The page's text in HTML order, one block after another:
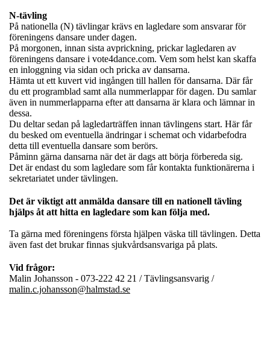
N-tävling
På nationella (N) tävlingar krävs en lagledare som ansvarar för
föreningens dansare under dagen.
På morgonen, innan sista avprickning, prickar lagledaren av
föreningens dansare i vote4dance.com. Vem som helst kan skaffa
en inloggning via sidan och pricka av dansarna.
Hämta ut ett kuvert vid ingången till hallen för dansarna. Där får
du ett programblad samt alla nummerlappar för dagen. Du samlar
även in nummerlapparna efter att dansarna är klara och lämnar in
dessa.
Du deltar sedan på lagledarträffen innan tävlingens start. Här får
du besked om eventuella ändringar i schemat och vidarbefodra
detta till eventuella dansare som berörs.
Påminn gärna dansarna när det är dags att börja förbereda sig.
Det är endast du som lagledare som får kontakta funktionärerna i
sekretariatet under tävlingen.
Det är viktigt att anmälda dansare till en nationell tävling
hjälps åt att hitta en lagledare som kan följa med.
Ta gärna med föreningens första hjälpen väska till tävlingen. Detta
även fast det brukar finnas sjukvårdsansvariga på plats.
Vid frågor:
Malin Johansson - 073-222 42 21 / Tävlingsansvarig /
malin.c.johansson@halmstad.se